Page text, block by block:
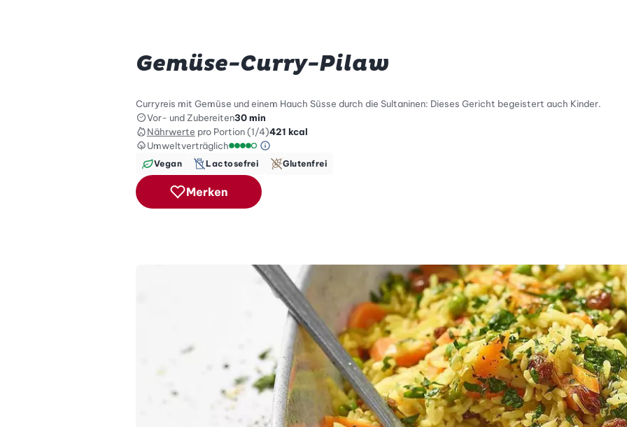
Gemüse-Curry-Pilaw
Curryreis mit Gemüse und einem Hauch Süsse durch die Sultaninen: Dieses Gericht begeistert auch Kinder.
Vor- und Zubereiten30 min
Nährwerte pro Portion (1/4)421 kcal
Umweltverträglich
Green Betty Skala Info
Vegan Lactosefrei Glutenfrei
Merken